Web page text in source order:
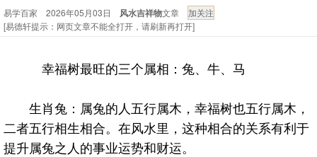
易德轩首席风水大师铁笔居士简介！！
2021-9-2
易德轩通告：本网站易德轩商标及LOGO注册声明
体验！！
2025-07-01
易学百家 2026年05月03日 风水吉祥物文章
[易德轩提示：网页文章不能全打开，请刷新再打开]
幸福树最旺的三个属相：兔、牛、马
生肖兔：属兔的人五行属木，幸福树也五行属木，
二者五行相生相合。在风水里，这种相合的关系有利于
提升属兔之人的事业运势和财运。